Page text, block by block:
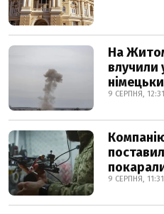
На
влучили
9 СЕРПНЯ, 12:31
9 СЕРПНЯ, 11:31